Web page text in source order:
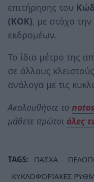
επιτήρησης του
(ΚΟΚ), με στόχο
εκδρομέων.
Το ίδιο μέτρο της
σε άλλους
ανάλογα με τις
Ακολουθήστε το
μάθετε πρώτοι όλες
TAGS: ΠΑΣΧΑ
ΚΥΚΛΟΦΟΡΙΑΚΕΣ